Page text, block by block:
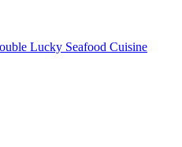
Lucky Seafood Cuisine